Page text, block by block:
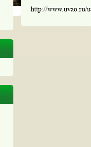
http://www.uvao.ru/